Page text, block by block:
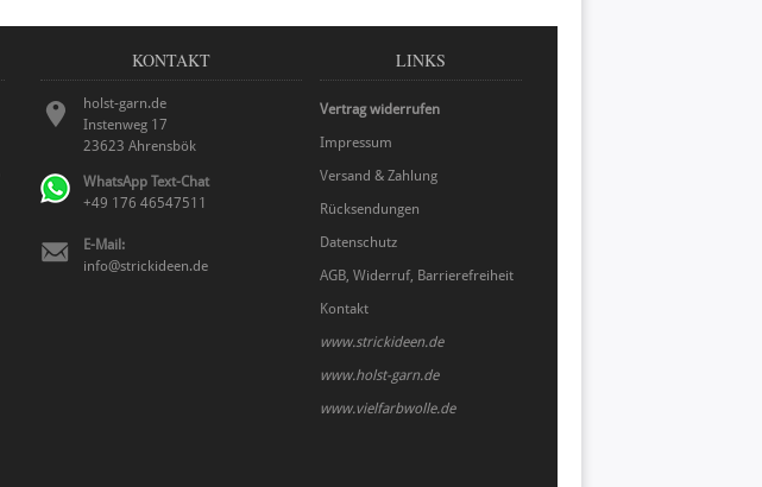
KONTAKT
holst-garn.de
Instenweg 17
23623 Ahrensbök
WhatsApp Text-Chat
+49 176 46547511
E-Mail:
info@strickideen.de
LINKS
Vertrag widerrufen
Impressum
Versand & Zahlung
Rücksendungen
Datenschutz
AGB, Widerruf, Barrierefreiheit
Kontakt
www.strickideen.de
www.holst-garn.de
www.vielfarbwolle.de